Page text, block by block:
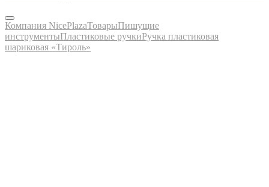
Компания NicePlazaТоварыПишущие
инструментыПластиковые ручкиРучка пластиковая
шариковая «Тироль»